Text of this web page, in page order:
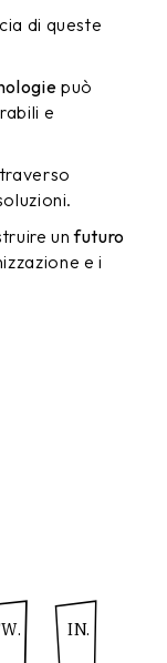
di queste
può
e
unfuturo
e i
IN.